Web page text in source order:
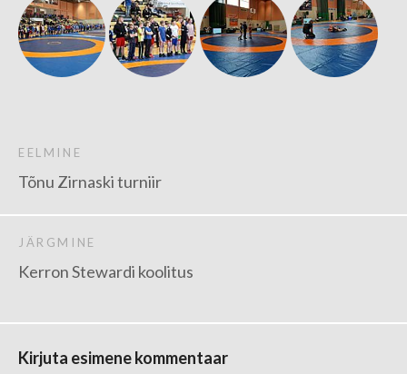
EELMINE
Tõnu Zirnaski turniir
JÄRGMINE
Kerron Stewardi koolitus
Kirjuta esimene kommentaar